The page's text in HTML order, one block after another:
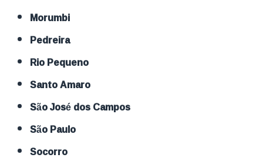
Morumbi
Pedreira
Rio Pequeno
Santo Amaro
São José dos Campos
São Paulo
Socorro